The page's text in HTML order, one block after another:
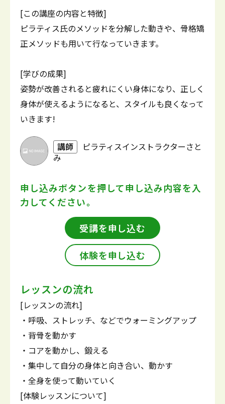
[この講座の内容と特徴]
ピラティス氏のメソッドを分解した動きや、骨格矯
正メソッドも用いて行なっていきます。
[学びの成果]
姿勢が改善されると疲れにくい身体になり、正しく
身体が使えるようになると、スタイルも良くなって
いきます!
講師
ピラティスインストラクターさと
み
申し込みボタンを押して申し込み内容を入
力してください。
受講を申し込む
体験を申し込む
レッスンの流れ
[レッスンの流れ]
・呼吸、ストレッチ、などでウォーミングアップ
・背骨を動かす
・コアを動かし、鍛える
・集中して自分の身体と向き合い、動かす
・全身を使って動いていく
[体験レッスンについて]